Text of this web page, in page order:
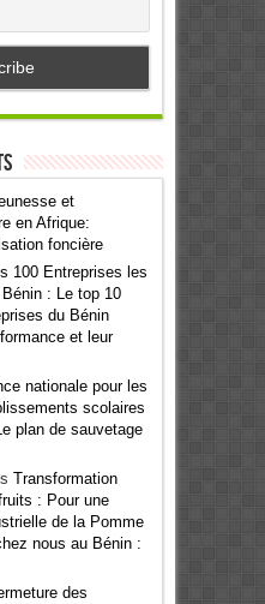
et
en Afrique:
foncière
100 Entreprises les
: Le top 10
du Bénin
et leur
nationale pour les
scolaires
plan de sauvetage
Transformation
: Pour une
de la Pomme
nous au Bénin :
des